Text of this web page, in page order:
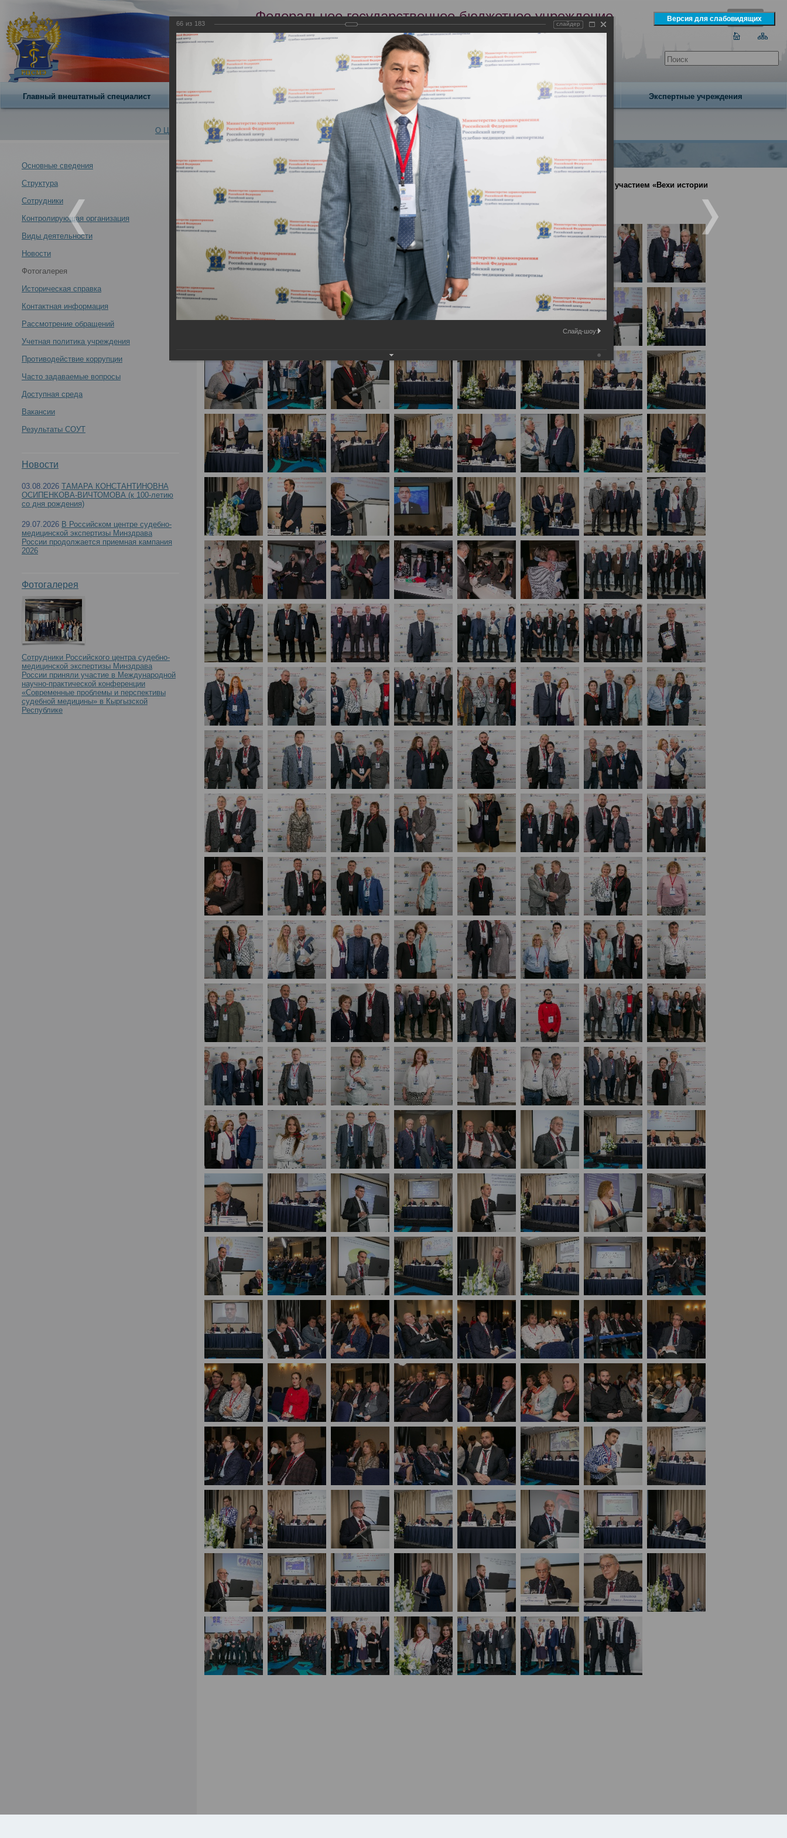
Федеральное государственное бюджетное учреждение
Российский центр судебно-медицинской экспертизы
Главный внештатный специалист О центре Научная деятельность Экспертиза Образование Издательство Экспертные учреждения
О Центре -
21 - 22 октября 2021 года состоялась Всероссийская
участием «Вехи истории Российского центра
судебно-медицинской экспертизы. К 90-летию со дня
образования»(День1) -
21 - 22 октября 2021 года состоялась Всероссийская научно-практическая конференция с международным участием «Вехи истории
Российского центра судебно-медицинской экспертизы. К 90-летию со дня образования»(День1)
Основные сведения
Структура
Сотрудники
Контролирующая организация
Виды деятельности
Новости
Фотогалерея
Историческая справка
Контактная информация
Рассмотрение обращений
Учетная политика учреждения
Противодействие коррупции
Часто задаваемые вопросы
Доступная среда
Вакансии
Результаты СОУТ
Новости
03.08.2026 ТАМАРА КОНСТАНТИНОВНА
ОСИПЕНКОВА-ВИЧТОМОВА (к 100-летию
со дня рождения)
29.07.2026 В Российском центре судебно-
медицинской экспертизы Минздрава
России продолжается приемная кампания
2026
Фотогалерея
Сотрудники Российского центра судебно-
медицинской экспертизы Минздрава
России приняли участие в Международной
научно-практической конференции
«Современные проблемы и перспективы
судебной медицины» в Кыргызской
Республике
21 - 22 октября 2021 года состоялась Всероссийская научно-практическая конференция с международным участием «Вехи истории
Российского центра судебно-медицинской экспертизы. К 90-летию со дня образования»(День1)
66 из 183 слайдер
Слайд-шоу: